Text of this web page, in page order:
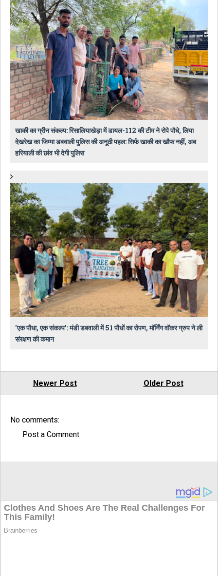
खाकी का ग्रीन संकल्प: रिसालियाखेड़ा में डायल-112 की टीम ने रोपे पौधे, लिया
देखरेख का जिम्मा डबवाली पुलिस की अनूठी पहल: सिर्फ खाकी का खौफ नहीं, अब
हरियाली की छांव भी देगी पुलिस
​'एक पौधा, एक संकल्प': मंडी डबवाली में 51 पौधों का रोपण, मॉर्निंग वॉकर ग्रुप ने ली
संरक्षण की कमान
Newer Post Older Post
No comments:
Post a Comment